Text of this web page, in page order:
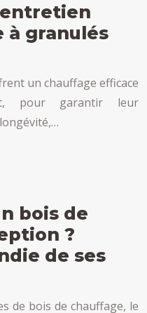
à granulés
un chauffage efficace
pour garantir leur
bois de
?
de ses
de bois de chauffage, le